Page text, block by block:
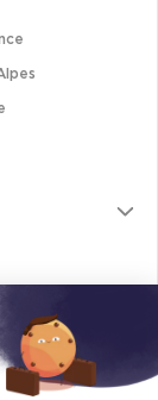
Rhône-Alpes